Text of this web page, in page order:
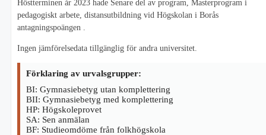
Höstterminen år 2023 hade Senare del av program, Masterprogram i
pedagogiskt arbete, distansutbildning vid Högskolan i Borås
antagningspoängen .
Ingen jämförelsedata tillgänglig för andra universitet.
Förklaring av urvalsgrupper:
BI: Gymnasiebetyg utan komplettering
BII: Gymnasiebetyg med komplettering
HP: Högskoleprovet
SA: Sen anmälan
BF: Studieomdöme från folkhögskola